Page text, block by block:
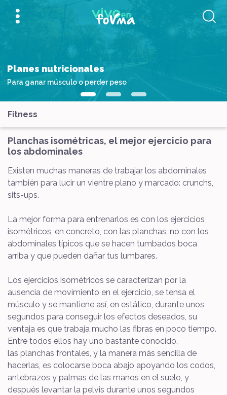
Planes nutricionales
Para ganar músculo o perder peso
Fitness
Planchas isométricas, el mejor ejercicio para
los abdominales
Existen muchas maneras de trabajar los abdominales
también para lucir un vientre plano y marcado: crunchs,
sits-ups.
La mejor forma para entrenarlos es con los ejercicios
isométricos, en concreto, con las planchas, no con los
abdominales típicos que se hacen tumbados boca
arriba y que pueden dañar tus lumbares.
Los ejercicios isométricos se caracterizan por la
ausencia de movimiento en el ejercicio, se tensa el
músculo y se mantiene así, en estático, durante unos
segundos para conseguir los efectos deseados, su
ventaja es que trabaja mucho las fibras en poco tiempo.
Entre todos ellos hay uno bastante conocido,
las planchas frontales, y la manera más sencilla de
hacerlas, es colocarse boca abajo apoyando los codos,
antebrazos y palmas de las manos en el suelo, y
después levantar la pelvis durante unos segundos